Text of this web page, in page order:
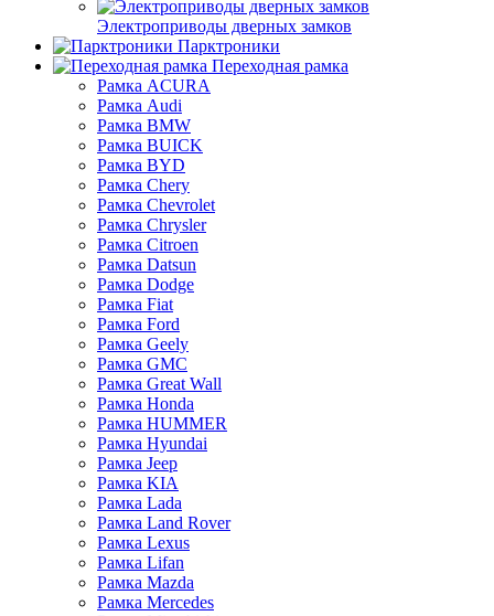
Электроприводы дверных замков
Парктроники
Переходная рамка
Рамка ACURA
Рамка Audi
Рамка BMW
Рамка BUICK
Рамка BYD
Рамка Chery
Рамка Chevrolet
Рамка Chrysler
Рамка Citroen
Рамка Datsun
Рамка Dodge
Рамка Fiat
Рамка Ford
Рамка Geely
Рамка GMC
Рамка Great Wall
Рамка Honda
Рамка HUMMER
Рамка Hyundai
Рамка Jeep
Рамка KIA
Рамка Lada
Рамка Land Rover
Рамка Lexus
Рамка Lifan
Рамка Mazda
Рамка Mercedes